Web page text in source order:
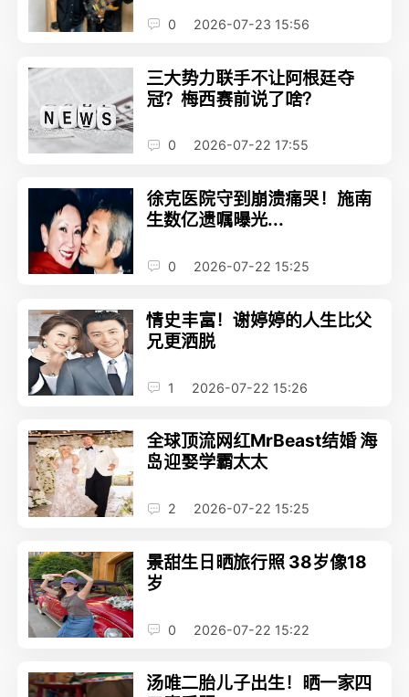
0 2026-07-23 15:56
三大势力联手不让阿根廷夺
冠？梅西赛前说了啥？
0 2026-07-22 17:55
徐克医院守到崩溃痛哭！施南
生数亿遗嘱曝光...
0 2026-07-22 15:25
情史丰富！谢婷婷的人生比父
兄更洒脱
1 2026-07-22 15:26
全球顶流网红MrBeast结婚 海
岛迎娶学霸太太
2 2026-07-22 15:25
景甜生日晒旅行照 38岁像18
岁
0 2026-07-22 15:22
汤唯二胎儿子出生！晒一家四